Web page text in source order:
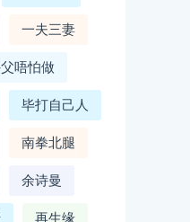
一夫三妻
唔怕做
毕打自己人
南拳北腿
余诗曼
再生缘